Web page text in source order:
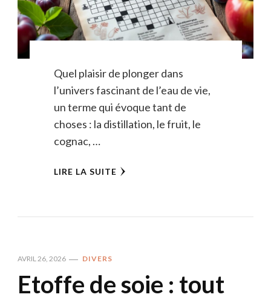
Quel plaisir de plonger dans
l’univers fascinant de l’eau de vie,
un terme qui évoque tant de
choses : la distillation, le fruit, le
cognac, …
LIRE LA SUITE
AVRIL 26, 2026 DIVERS
Etoffe de soie : tout